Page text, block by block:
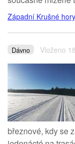
Západní Krušné hory
Dávno Vloženo
březnové, kdy se